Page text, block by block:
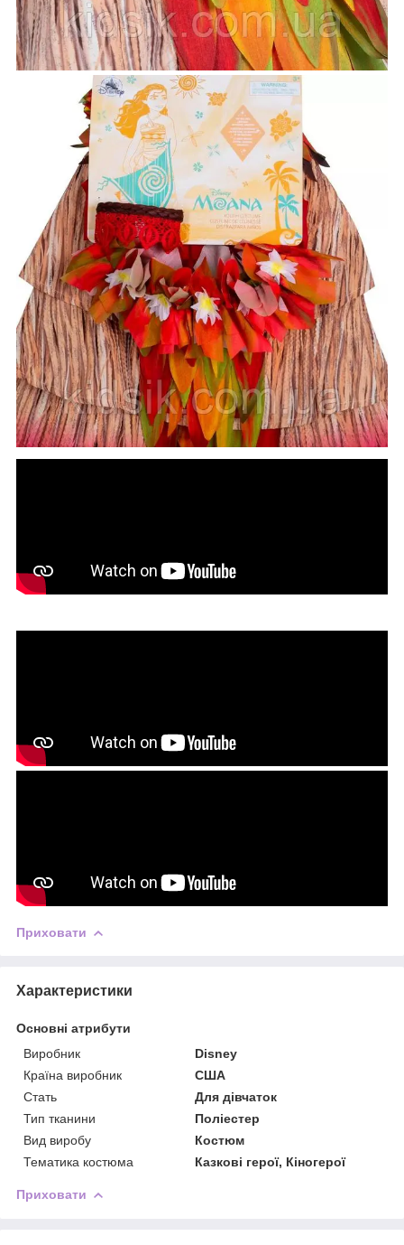
Приховати
Характеристики
Основні атрибути
Виробник
Disney
Країна виробник
США
Стать
Для дівчаток
Тип тканини
Поліестер
Вид виробу
Костюм
Тематика костюма
Казкові герої, Кіногерої
Приховати